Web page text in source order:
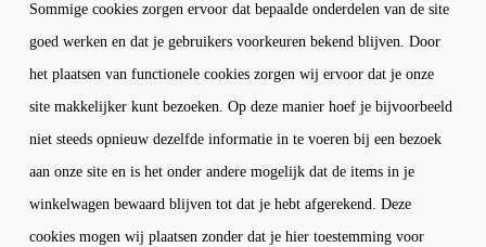
Sommige cookies zorgen ervoor dat bepaalde onderdelen van de site
goed werken en dat je gebruikers voorkeuren bekend blijven. Door
het plaatsen van functionele cookies zorgen wij ervoor dat je onze
site makkelijker kunt bezoeken. Op deze manier hoef je bijvoorbeeld
niet steeds opnieuw dezelfde informatie in te voeren bij een bezoek
aan onze site en is het onder andere mogelijk dat de items in je
winkelwagen bewaard blijven tot dat je hebt afgerekend. Deze
cookies mogen wij plaatsen zonder dat je hier toestemming voor